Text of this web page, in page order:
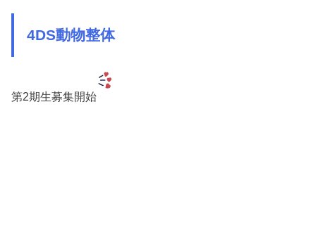
4DS動物整体
第2期生募集開始